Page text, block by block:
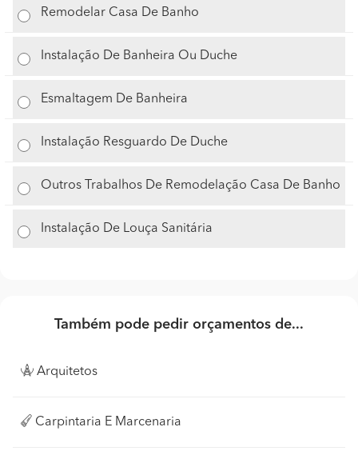
Remodelar Casa De Banho
Instalação De Banheira Ou Duche
Esmaltagem De Banheira
Instalação Resguardo De Duche
Outros Trabalhos De Remodelação Casa De Banho
Instalação De Louça Sanitária
Também pode pedir orçamentos de...
Arquitetos
Carpintaria E Marcenaria